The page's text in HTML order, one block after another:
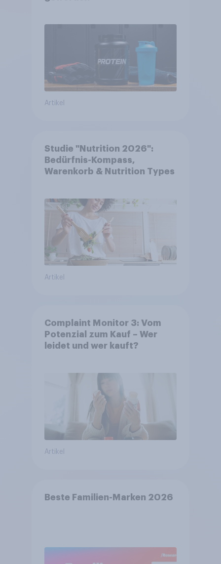
Artikel
Studie "Nutrition 2026":
Bedürfnis-Kompass,
Warenkorb & Nutrition Types
Artikel
Complaint Monitor 3: Vom
Potenzial zum Kauf – Wer
leidet und wer kauft?
Artikel
Beste Familien-Marken 2026